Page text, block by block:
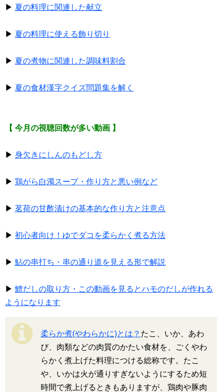
▶ 夏の料理に関連した献立
▶ 夏の料理に使える飾り切り
▶ 夏の煮物に関連した調味料割合
▶ 夏の食材漢字クイズ問題集を解く
【 今月の視聴回数が多い動画 】
▶ 身欠きにしんのもどし方
▶ 鶏がら白濁スープ・作り方と悪い例など
▶ 茗荷の甘酢漬けの基本的な作り方と注意点
▶ 初心者向け！ゆでダコを柔らかく煮る方法
▶ 鮎の串打ち・串の通り道を見える形で解説
▶ 鱧だしの取り方・この動画を見るとハモのだしが作れる
ようになります
柔らか煮(やわらかに)とは？ たこ、いか、あわ
び、肉類などの肉質のかたい食材を、ごくやわ
らかく煮上げた料理につける総称です。たこ
や、いかは火が通りすぎないようにするため短
時間で煮上げるときもありますが、鶏肉や豚肉